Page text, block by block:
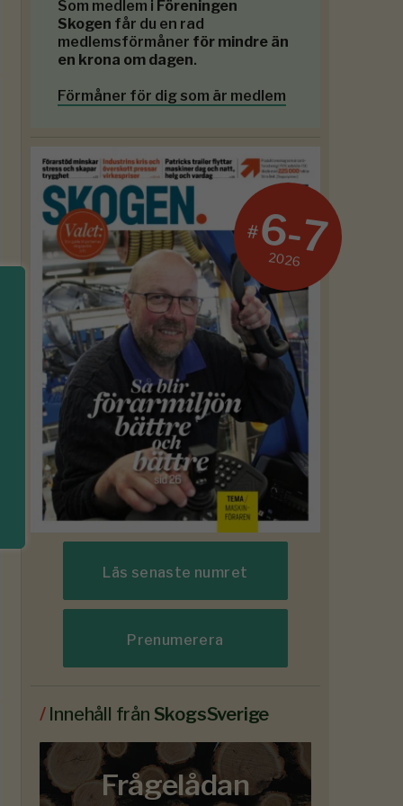
Som medlem i Föreningen
Skogen får du en rad
medlemsförmåner för mindre än
en krona om dagen.
Förmåner för dig som är medlem
#6-7
2026
Läs senaste numret
Prenumerera
/ Innehåll från SkogsSverige
Frågelådan